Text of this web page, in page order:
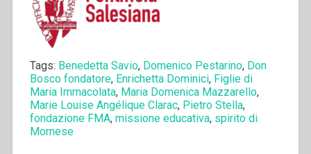
Tags: Benedetta Savio, Domenico Pestarino, Don
Bosco fondatore, Enrichetta Dominici, Figlie di
Maria Immacolata, Maria Domenica Mazzarello,
Marie Louise Angélique Clarac, Pietro Stella,
fondazione FMA, missione educativa, spirito di
Mornese